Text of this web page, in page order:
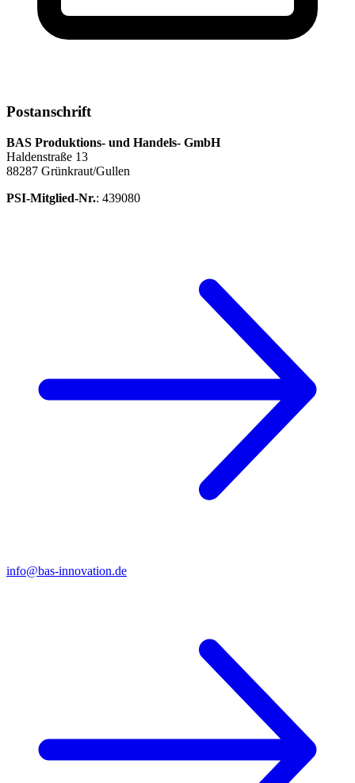
Postanschrift
BAS Produktions- und Handels- GmbH
Haldenstraße 13
88287 Grünkraut/Gullen
PSI-Mitglied-Nr.: 439080
info@bas-innovation.de